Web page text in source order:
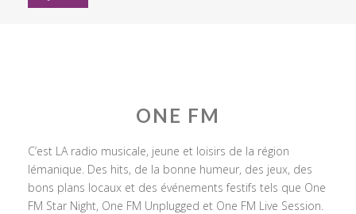
ONE FM
C’est LA radio musicale, jeune et loisirs de la région
lémanique. Des hits, de la bonne humeur, des jeux, des
bons plans locaux et des événements festifs tels que One
FM Star Night, One FM Unplugged et One FM Live Session.